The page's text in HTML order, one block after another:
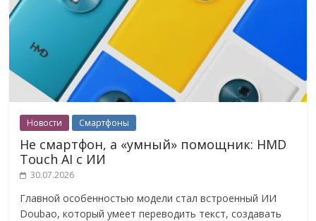
Новости Смартфоны
Не смартфон, а «умный» помощник: HMD
Touch AI с ИИ
30.07.2026
Главной особенностью модели стал встроенный ИИ
Doubao, который умеет переводить текст, создавать